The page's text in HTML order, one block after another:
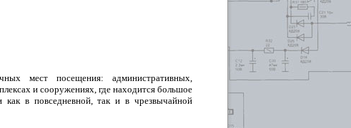
мест посещения: административных,
и сооружениях, где находится большое
как в повседневной, так и в чрезвычайной